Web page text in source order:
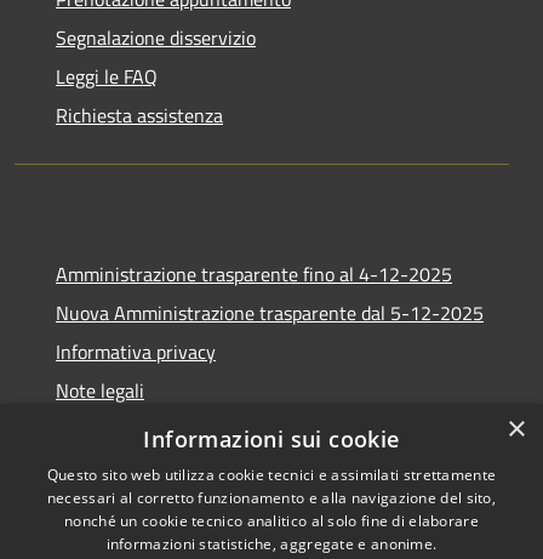
Segnalazione disservizio
Leggi le FAQ
Richiesta assistenza
Amministrazione trasparente fino al 4-12-2025
Nuova Amministrazione trasparente dal 5-12-2025
Informativa privacy
Note legali
Dichiarazione di accessibilità
Copyright © 2026 • Comune di
×
Informazioni sui cookie
Questo sito web utilizza cookie tecnici e assimilati strettamente
necessari al corretto funzionamento e alla navigazione del sito,
nonché un cookie tecnico analitico al solo fine di elaborare
informazioni statistiche, aggregate e anonime.